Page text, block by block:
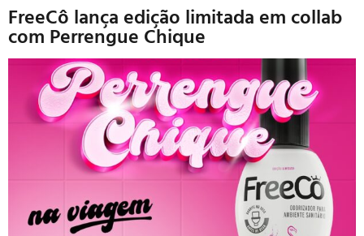
FreeCô lança edição limitada em collab
com Perrengue Chique